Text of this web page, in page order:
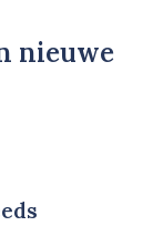
nieuwe